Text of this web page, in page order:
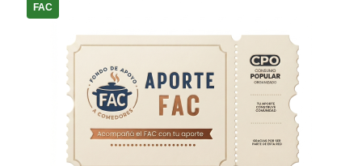
FAC